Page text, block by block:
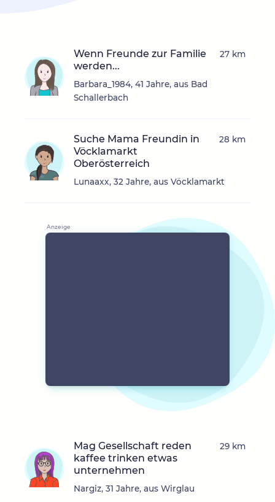
Wenn Freunde zur Familie
werden...
Barbara_1984, 41 Jahre, aus Bad
Schallerbach
27 km
Suche Mama Freundin in
Vöcklamarkt
Oberösterreich
Lunaaxx, 32 Jahre, aus Vöcklamarkt
28 km
Mag Gesellschaft reden
kaffee trinken etwas
unternehmen
Nargiz, 31 Jahre, aus Wirglau
29 km